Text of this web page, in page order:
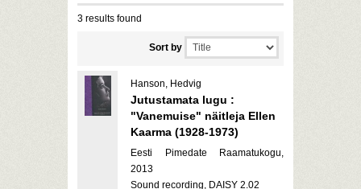
3 results found
Sort by
Hanson, Hedvig
Jutustamata lugu :
"Vanemuise" näitleja Ellen
Kaarma (1928-1973)
Eesti Pimedate Raamatukogu,
2013
Sound recording, DAISY 2.02